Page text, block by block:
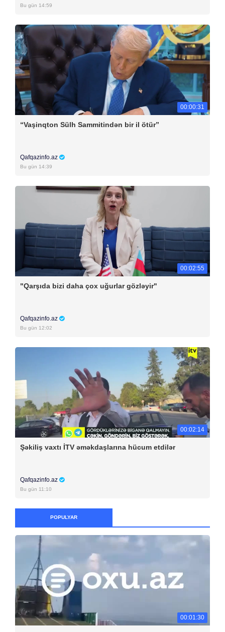
Bu gün 14:59
00:00:31
“Vaşinqton Sülh Sammitindən bir il ötür”
Qafqazinfo.az
Bu gün 14:39
00:02:55
"Qarşıda bizi daha çox uğurlar gözləyir"
Qafqazinfo.az
Bu gün 12:02
00:02:14
Şəkiliş vaxtı İTV əməkdaşlarına hücum etdilər
Qafqazinfo.az
Bu gün 11:10
POPULYAR
00:01:30